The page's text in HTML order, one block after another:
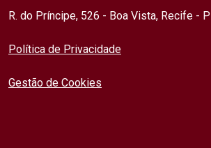
R. do Príncipe, 526 - Boa Vista, Recife -
Política de Privacidade
Gestão de Cookies